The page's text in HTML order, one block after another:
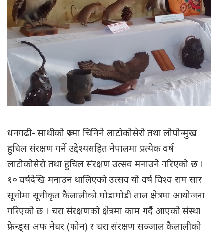
धनगढी- साथीको रूपमा चिनिने लाटोकोसेरो तथा लोपोन्मुख
हुचिल संरक्षण गर्ने उद्देश्यसहित नेपालमा प्रत्येक वर्ष
लाटोकोसेरो तथा हुचिल संरक्षण उत्सव मनाउने गरिएको छ ।
१० वर्षदेखि मनाउन थालिएको उत्सव यो वर्ष विश्व राम सार
सूचीमा सूचीकृत कैलालीको घोडाघोडी ताल क्षेत्रमा आयोजना
गरिएको छ । चरा संरक्षणको क्षेत्रमा काम गर्दै आएको संस्था
फ्रेन्ड्स अफ नेचर (फोन) र चरा संरक्षण सञ्जाल कैलालीको